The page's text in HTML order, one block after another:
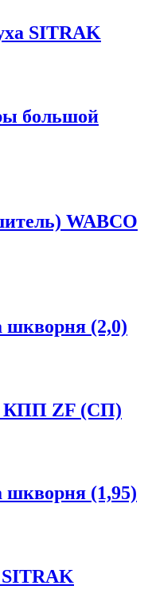
SITRAK
большой
WABCO
шкворня (2,0)
КПП ZF (СП)
шкворня (1,95)
SITRAK